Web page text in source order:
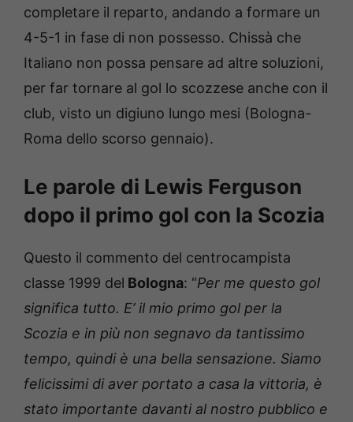
completare il reparto, andando a formare un
4-5-1 in fase di non possesso. Chissà che
Italiano non possa pensare ad altre soluzioni,
per far tornare al gol lo scozzese anche con il
club, visto un digiuno lungo mesi (Bologna-
Roma dello scorso gennaio).
Le parole di Lewis Ferguson
dopo il primo gol con la Scozia
Questo il commento del centrocampista
classe 1999 del Bologna: “Per me questo gol
significa tutto. E’ il mio primo gol per la
Scozia e in più non segnavo da tantissimo
tempo, quindi è una bella sensazione. Siamo
felicissimi di aver portato a casa la vittoria, è
stato importante davanti al nostro pubblico e